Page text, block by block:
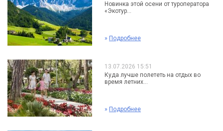
Новинка этой осени от туроператора
«Экотур...
» Подробнее
13.07.2026 15:51
Куда лучше полететь на отдых во
время летних...
» Подробнее